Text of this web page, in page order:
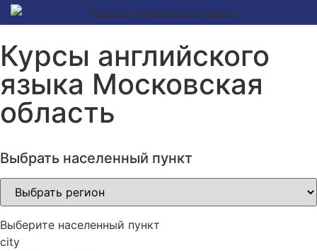
Курсы английского
языка Московская
область
Выбрать населенный пункт
Выберите населенный пункт
city